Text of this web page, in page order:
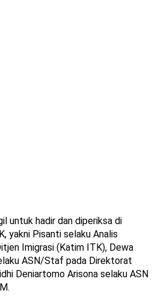
untuk hadir dan diperiksa di
yakni Pisanti selaku Analis
Imigrasi (Katim ITK), Dewa
ASN/Staf pada Direktorat
Deniartomo Arisona selaku ASN